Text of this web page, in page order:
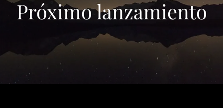
‌‌Próximo lanzamiento